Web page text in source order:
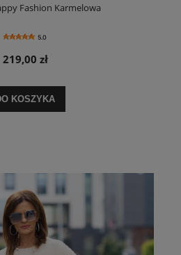
Fashion Karmelowa
5.0
219,00 zł
KOSZYKA